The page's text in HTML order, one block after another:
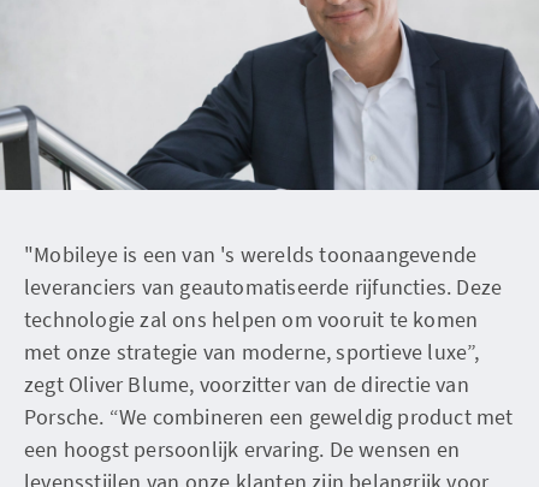
"Mobileye is een van 's werelds toonaangevende
leveranciers van geautomatiseerde rijfuncties. Deze
technologie zal ons helpen om vooruit te komen
met onze strategie van moderne, sportieve luxe”,
zegt Oliver Blume, voorzitter van de directie van
Porsche. “We combineren een geweldig product met
een hoogst persoonlijk ervaring. De wensen en